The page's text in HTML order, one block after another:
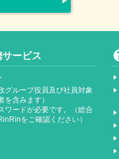
サービス
グループ役員及び社員対象
を含みます）
ワードが必要です。（総合
をご確認ください）